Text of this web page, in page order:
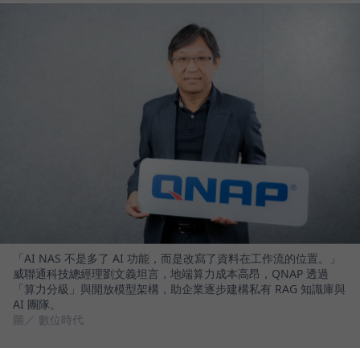
「AI NAS 不是多了 AI 功能，而是改寫了資料在工作流的位置。」
威聯通科技總經理劉文義坦言，地端算力成本高昂，QNAP 透過
「算力分級」與開放模型架構，助企業逐步建構私有 RAG 知識庫與
AI 團隊。
圖／ 數位時代